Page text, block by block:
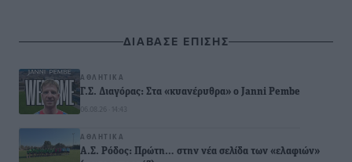
ΔΙΑΒΑΣΕ ΕΠΙΣΗΣ
ΑΘΛΗΤΙΚΆ
Γ.Σ. Διαγόρας: Στα «κυανέρυθρα» ο Janni Pembe
06.08.26 · 14:43
ΑΘΛΗΤΙΚΆ
Α.Σ. Ρόδος: Πρώτη… στην νέα σελίδα των «ελαφιών»